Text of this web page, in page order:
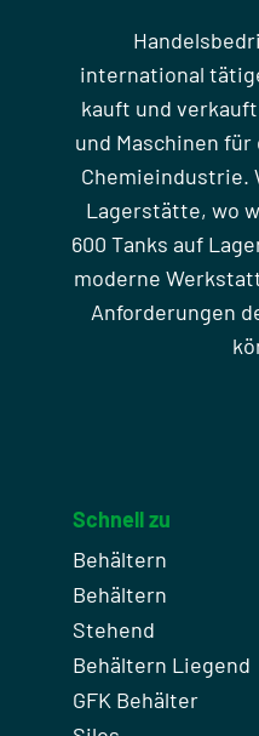
international
kauft und
und Maschinen
Chemieindustrie.
Lagerstätte, wo
600 Tanks auf
moderne
Anforderungen
Schnell zu
Behältern
Behältern
Stehend
Behältern Liegend
GFK Behälter